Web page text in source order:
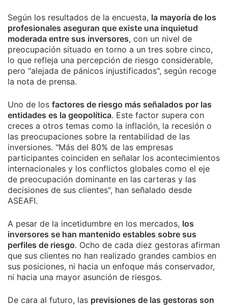
Según los resultados de la encuesta, la mayoría de los
profesionales aseguran que existe una inquietud
moderada entre sus inversores, con un nivel de
preocupación situado en torno a un tres sobre cinco,
lo que refleja una percepción de riesgo considerable,
pero "alejada de pánicos injustificados", según recoge
la nota de prensa.
Uno de los factores de riesgo más señalados por las
entidades es la geopolítica. Este factor supera con
creces a otros temas como la inflación, la recesión o
las preocupaciones sobre la rentabilidad de las
inversiones. "Más del 80% de las empresas
participantes coinciden en señalar los acontecimientos
internacionales y los conflictos globales como el eje
de preocupación dominante en las carteras y las
decisiones de sus clientes", han señalado desde
ASEAFI.
A pesar de la incetidumbre en los mercados, los
inversores se han mantenido estables sobre sus
perfiles de riesgo. Ocho de cada diez gestoras afirman
que sus clientes no han realizado grandes cambios en
sus posiciones, ni hacia un enfoque más conservador,
ni hacia una mayor asunción de riesgos.
De cara al futuro, las previsiones de las gestoras son